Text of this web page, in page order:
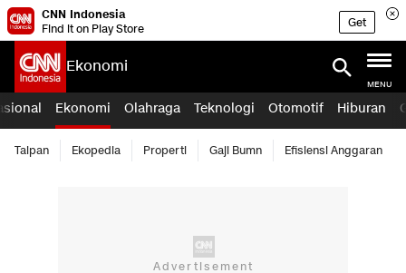
CNN Indonesia
Find it on Play Store
Get
Ekonomi
MENU
Ekonomi Olahraga Teknologi Otomotif Hiburan
Taipan Ekopedia Properti Gaji Bumn Efisiensi Anggaran